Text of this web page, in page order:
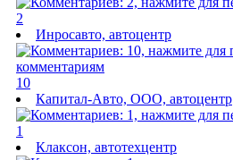
2
Инросавто, автоцентр
10
Капитал-Авто, ООО, автоцентр
1
Клаксон, автотехцентр